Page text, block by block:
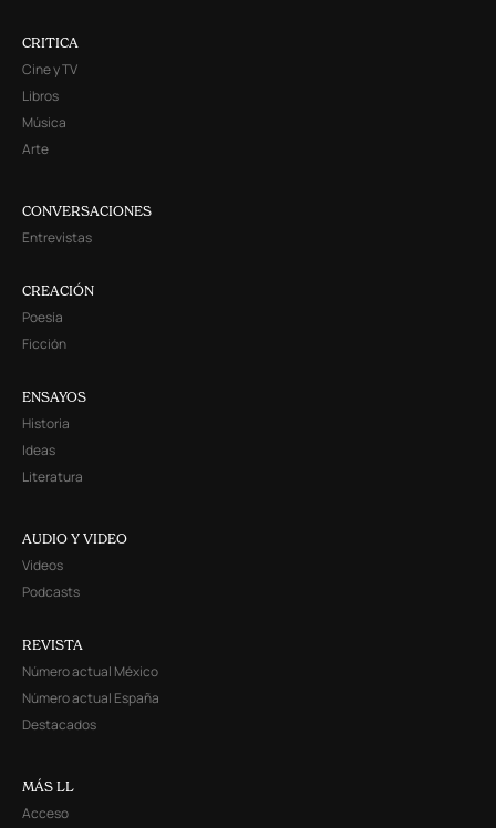
CRITICA
Cine y TV
Libros
Música
Arte
CONVERSACIONES
Entrevistas
CREACIÓN
Poesía
Ficción
ENSAYOS
Historia
Ideas
Literatura
AUDIO Y VIDEO
Videos
Podcasts
REVISTA
Número actual México
Número actual España
Destacados
MÁS LL
Acceso